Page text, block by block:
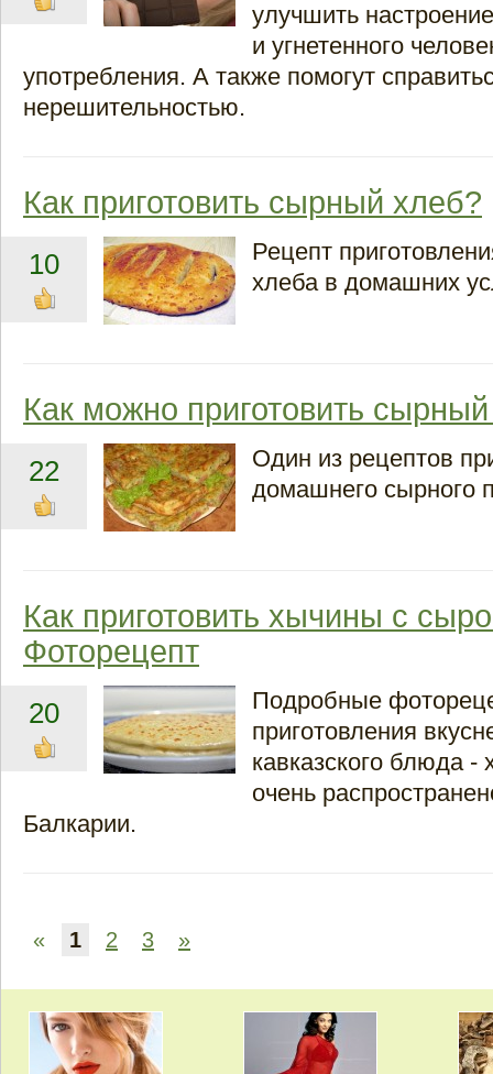
улучшить
и угнетенного
употребления. А также помогут
нерешительностью.
Как приготовить сырный хлеб?
10
Рецепт
хлеба в домашних
Как можно приготовить
22
Один из рецептов
домашнего сырного
Как приготовить хычины с
Фоторецепт
20
Подробные
приготовления
кавказского блюда -
очень
Балкарии.
« 1 2 3 »